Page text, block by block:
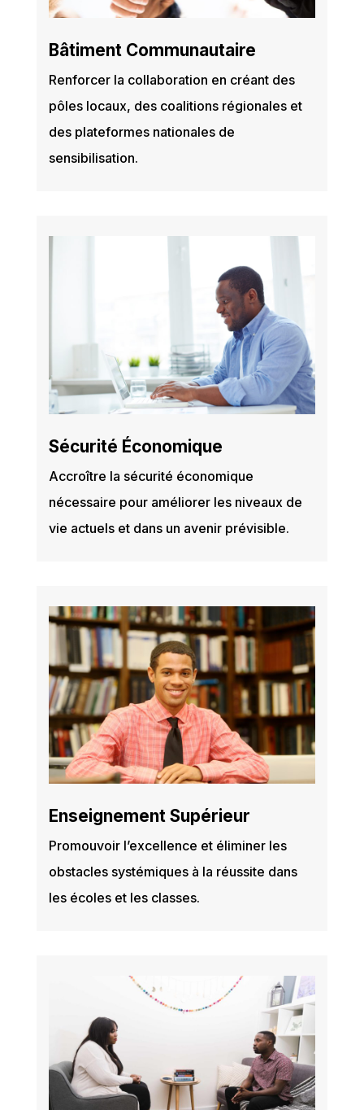
Bâtiment Communautaire
Renforcer la collaboration en créant des
pôles locaux, des coalitions régionales et
des plateformes nationales de
sensibilisation.
Sécurité Économique
Accroître la sécurité économique
nécessaire pour améliorer les niveaux de
vie actuels et dans un avenir prévisible.
Enseignement Supérieur
Promouvoir l’excellence et éliminer les
obstacles systémiques à la réussite dans
les écoles et les classes.